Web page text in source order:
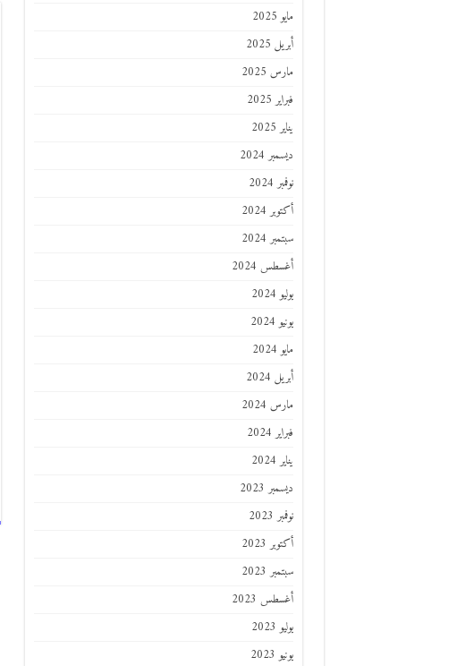
مايو 2025
أبريل 2025
مارس 2025
فبراير 2025
يناير 2025
ديسمبر 2024
نوفمبر 2024
أكتوبر 2024
سبتمبر 2024
أغسطس 2024
يوليو 2024
يونيو 2024
مايو 2024
أبريل 2024
مارس 2024
فبراير 2024
يناير 2024
ديسمبر 2023
نوفمبر 2023
أكتوبر 2023
سبتمبر 2023
أغسطس 2023
يوليو 2023
يونيو 2023